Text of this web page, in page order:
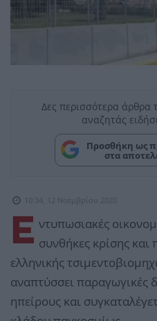
Δες περισσότερα
αναζητάς
Προσθήκη ως
στα
10:34, 12 Νοεμβρίου 2020
Ε ντυπωσιακές
συνθήκες κρίσης και
ελληνικής
αναπτύσσει παραγωγικές
ηπείρους και